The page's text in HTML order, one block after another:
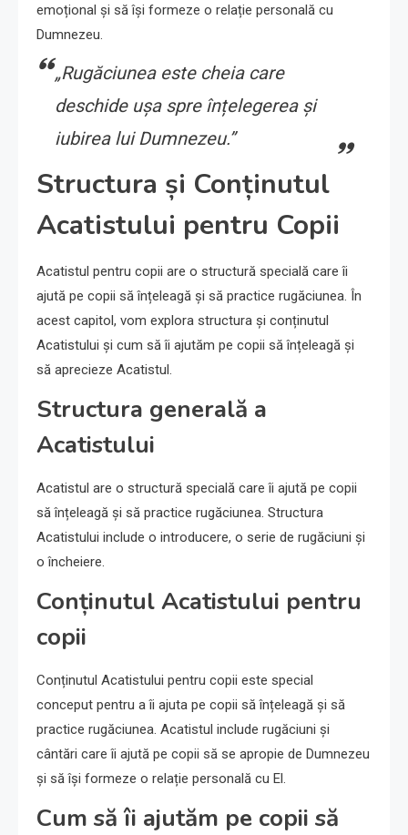
emoțional și să își formeze o relație personală cu
Dumnezeu.
„Rugăciunea este cheia care
deschide ușa spre înțelegerea și
iubirea lui Dumnezeu.”
Structura și Conținutul
Acatistului pentru Copii
Acatistul pentru copii are o structură specială care îi
ajută pe copii să înțeleagă și să practice rugăciunea. În
acest capitol, vom explora structura și conținutul
Acatistului și cum să îi ajutăm pe copii să înțeleagă și
să aprecieze Acatistul.
Structura generală a
Acatistului
Acatistul are o structură specială care îi ajută pe copii
să înțeleagă și să practice rugăciunea. Structura
Acatistului include o introducere, o serie de rugăciuni și
o încheiere.
Conținutul Acatistului pentru
copii
Conținutul Acatistului pentru copii este special
conceput pentru a îi ajuta pe copii să înțeleagă și să
practice rugăciunea. Acatistul include rugăciuni și
cântări care îi ajută pe copii să se apropie de Dumnezeu
și să își formeze o relație personală cu El.
Cum să îi ajutăm pe copii să